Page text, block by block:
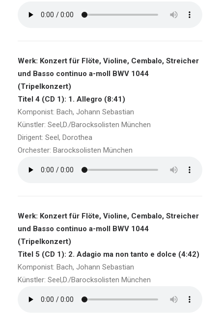
Werk: Konzert für Flöte, Violine, Cembalo, Streicher
und Basso continuo a-moll BWV 1044
(Tripelkonzert)
Titel 4 (CD 1): 1. Allegro (8:41)
Komponist: Bach, Johann Sebastian
Künstler: Seel,D./Barocksolisten München
Dirigent: Seel, Dorothea
Orchester: Barocksolisten München
Werk: Konzert für Flöte, Violine, Cembalo, Streicher
und Basso continuo a-moll BWV 1044
(Tripelkonzert)
Titel 5 (CD 1): 2. Adagio ma non tanto e dolce (4:42)
Komponist: Bach, Johann Sebastian
Künstler: Seel,D./Barocksolisten München